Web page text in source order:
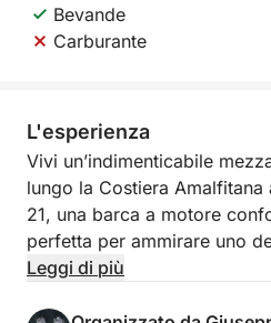
Bevande
Carburante
L'esperienza
Vivi un’indimenticabile
lungo la Costiera
21, una barca a motore
perfetta per ammirare uno
spettacolari al mondo dal
Leggi di più